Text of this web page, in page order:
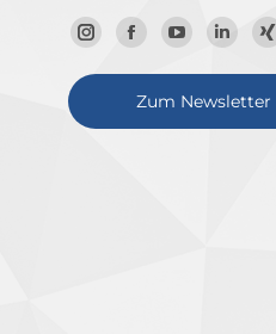
Zum
Instagram-
Zur
Facebook-
Seite
Zum
YouTube-
Kanal
Zum
Profil
Zum Newsletter